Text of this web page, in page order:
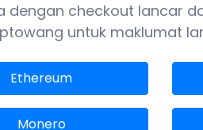
checkout lancar
untuk maklumat
Ethereum
Monero